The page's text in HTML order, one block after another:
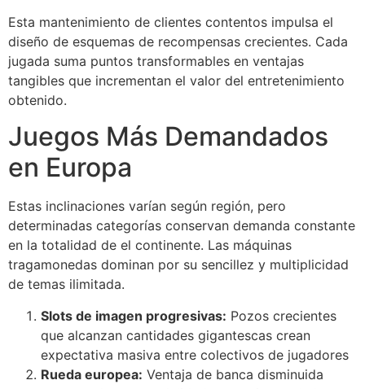
Esta mantenimiento de clientes contentos impulsa el
diseño de esquemas de recompensas crecientes. Cada
jugada suma puntos transformables en ventajas
tangibles que incrementan el valor del entretenimiento
obtenido.
Juegos Más Demandados
en Europa
Estas inclinaciones varían según región, pero
determinadas categorías conservan demanda constante
en la totalidad de el continente. Las máquinas
tragamonedas dominan por su sencillez y multiplicidad
de temas ilimitada.
Slots de imagen progresivas: Pozos crecientes
que alcanzan cantidades gigantescas crean
expectativa masiva entre colectivos de jugadores
Rueda europea: Ventaja de banca disminuida